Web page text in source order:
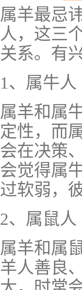
属羊最忌
人，这三
关系。有
1、属牛人
属羊和属
定性，而
会在决策
会觉得属
过软弱，
2、属鼠人
属羊和属
羊人善良